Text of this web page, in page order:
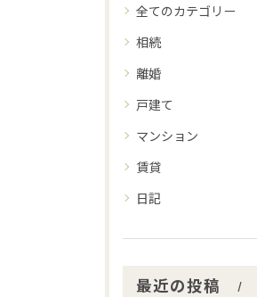
全てのカテゴリー
相続
離婚
戸建て
マンション
賃貸
日記
最近の投稿